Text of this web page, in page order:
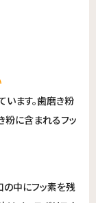
ます。歯磨き粉
粉に含まれるフッ
の中にフッ素を残